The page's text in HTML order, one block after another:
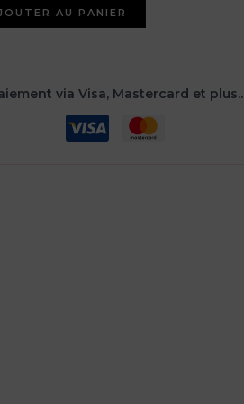
AU PANIER
via Visa, Mastercard et plus..